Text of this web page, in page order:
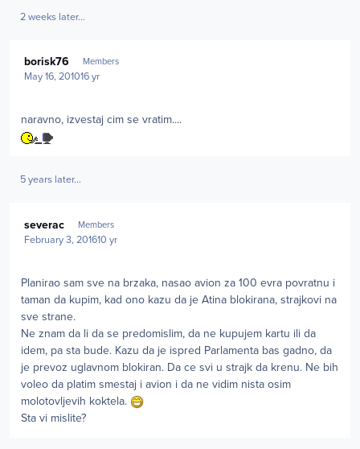
2 weeks later...
borisk76 Members
May 16, 201016 yr
naravno, izvestaj cim se vratim....
5 years later...
severac Members
February 3, 201610 yr
Planirao sam sve na brzaka, nasao avion za 100 evra povratnu i
taman da kupim, kad ono kazu da je Atina blokirana, strajkovi na
sve strane.
Ne znam da li da se predomislim, da ne kupujem kartu ili da
idem, pa sta bude. Kazu da je ispred Parlamenta bas gadno, da
je prevoz uglavnom blokiran. Da ce svi u strajk da krenu. Ne bih
voleo da platim smestaj i avion i da ne vidim nista osim
molotovljevih koktela.
Sta vi mislite?